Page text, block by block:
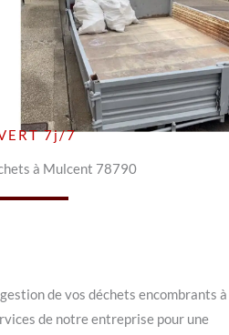
7j/7
à Mulcent 78790
de vos déchets encombrants à
de notre entreprise pour une